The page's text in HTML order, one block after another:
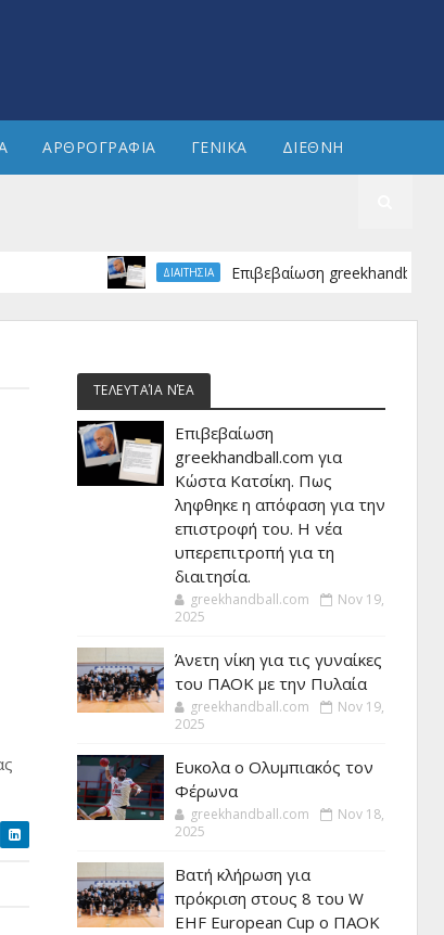
ΑΡΘΡΟΓΡΑΦΙΑ ΓΕΝΙΚΑ ΔΙΕΘΝΗ
ΔΙΑΙΤΗΣΙΑ Επιβεβαίωση greekhandball.com
ΤΕΛΕΥΤΑΊΑ ΝΈΑ
Επιβεβαίωση
greekhandball.com για
Κώστα Κατσίκη. Πως
ληφθηκε η απόφαση για την
επιστροφή του. Η νέα
υπερεπιτροπή για τη
διαιτησία.
greekhandball.com
Nov 19,
2025
Άνετη νίκη για τις γυναίκες
του ΠΑΟΚ με την Πυλαία
greekhandball.com
Nov 19,
2025
Ευκολα ο Ολυμπιακός τον
Φέρωνα
greekhandball.com
Nov 18,
2025
Βατή κλήρωση για
πρόκριση στους 8 του W
EHF European Cup ο ΠΑΟΚ